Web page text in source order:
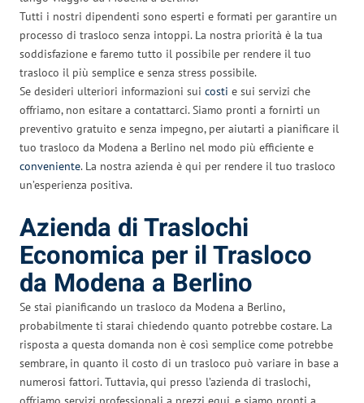
Tutti i nostri dipendenti sono esperti e formati per garantire un
processo di trasloco senza intoppi. La nostra priorità è la tua
soddisfazione e faremo tutto il possibile per rendere il tuo
trasloco il più semplice e senza stress possibile.
Se desideri ulteriori informazioni sui costi e sui servizi che
offriamo, non esitare a contattarci. Siamo pronti a fornirti un
preventivo gratuito e senza impegno, per aiutarti a pianificare il
tuo trasloco da Modena a Berlino nel modo più efficiente e
conveniente. La nostra azienda è qui per rendere il tuo trasloco
un’esperienza positiva.
Azienda di Traslochi
Economica per il Trasloco
da Modena a Berlino
Se stai pianificando un trasloco da Modena a Berlino,
probabilmente ti starai chiedendo quanto potrebbe costare. La
risposta a questa domanda non è così semplice come potrebbe
sembrare, in quanto il costo di un trasloco può variare in base a
numerosi fattori. Tuttavia, qui presso l’azienda di traslochi,